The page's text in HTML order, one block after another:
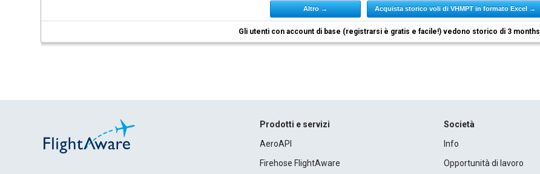
Altro → Acquista storico voli di VHMPT in formato Excel →
Gli utenti con account di base (registrarsi è gratis e facile!) vedono storico di 3 months
Prodotti e servizi
AeroAPI
Firehose FlightAware
Società
Info
Opportunità di lavoro